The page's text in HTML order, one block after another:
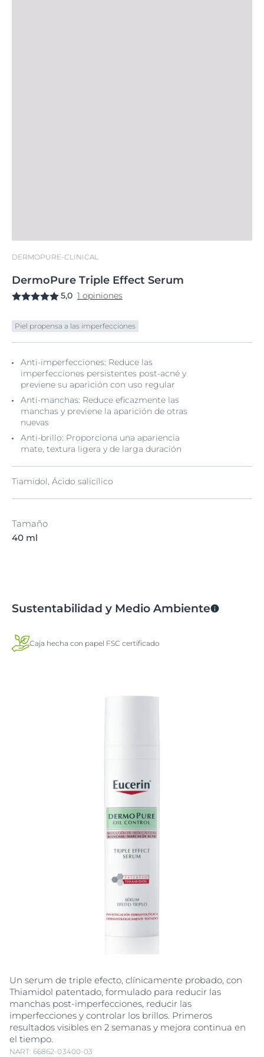
DERMOPURE-CLINICAL
DermoPure Triple Effect Serum
5,0 1 opiniones
Piel propensa a las imperfecciones
Anti-imperfecciones: Reduce las
imperfecciones persistentes post-acné y
previene su aparición con uso regular
Anti-manchas: Reduce eficazmente las
manchas y previene la aparición de otras
nuevas
Anti-brillo: Proporciona una apariencia
mate, textura ligera y de larga duración
Tiamidol, Ácido salicílico
Tamaño
40 ml
Sustentabilidad y Medio Ambiente
Caja hecha con papel FSC certificado
Un serum de triple efecto, clínicamente probado, con
Thiamidol patentado, formulado para reducir las
manchas post-imperfecciones, reducir las
imperfecciones y controlar los brillos. Primeros
resultados visibles en 2 semanas y mejora continua en
el tiempo.
NART: 66862-03400-03